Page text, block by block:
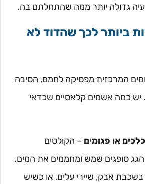
גדולה יותר ממה שהתחלתם בה.
ביותר לכך שהדוד לא
המרכזית מפסיקה לחמם, הסיבה
יש כמה אשמים קלאסיים שכדאי
או פגומים – הקולטים
הגג סופגים שמש ומחממים את המים.
אבק, שיירי עלים, או כשיש